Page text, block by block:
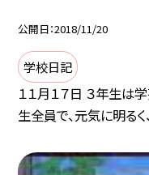
公開日 2018/11/20
学校日記
１１月１７日 ３年生は
生全員で、元気に明るく